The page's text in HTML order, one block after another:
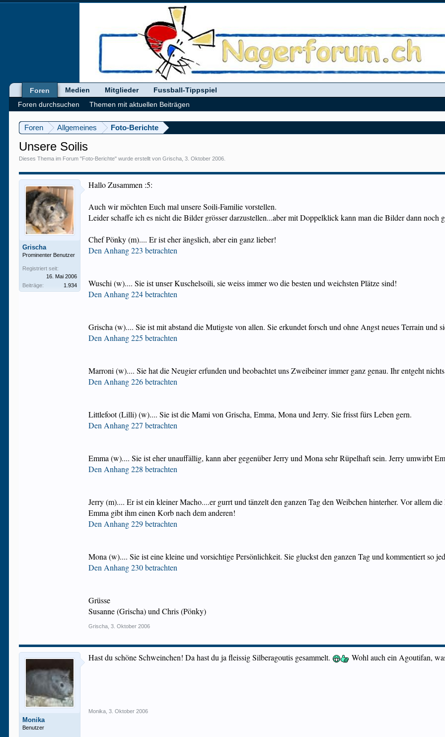
Foren Allgemeines Foto-Berichte
Unsere Soilis
Dieses Thema im Forum "Foto-Berichte" wurde erstellt vonGrischa ,3. Oktober 2006
Grischa
Prominenter Benutzer
Registriert seit:
16. Mai 2006
Beiträge:
1.934
Hallo Zusammen :5:
Auch wir möchten Euch mal unsere Soili-Familie vorstellen.
Leider schaffe ich es nicht die Bilder grösser darzustellen...aber mit Doppelklick kann man die Bilder dann noch
Chef Pönky (m).... Er ist eher ängslich, aber ein ganz lieber!
Den Anhang 223 betrachten
Wuschi (w).... Sie ist unser Kuschelsoili, sie weiss immer wo die besten und weichsten Plätze sind!
Den Anhang 224 betrachten
Grischa (w).... Sie ist mit abstand die Mutigste von allen. Sie erkundet forsch und ohne Angst neues Terrain und
Den Anhang 225 betrachten
Marroni (w).... Sie hat die Neugier erfunden und beobachtet uns Zweibeiner immer ganz genau. Ihr entgeht
Den Anhang 226 betrachten
Littlefoot (Lilli) (w).... Sie ist die Mami von Grischa, Emma, Mona und Jerry. Sie frisst fürs Leben gern.
Den Anhang 227 betrachten
Emma (w).... Sie ist eher unauffällig, kann aber gegenüber Jerry und Mona sehr Rüpelhaft sein. Jerry umwirbt
Den Anhang 228 betrachten
Jerry (m).... Er ist ein kleiner Macho....er gurrt und tänzelt den ganzen Tag den Weibchen hinterher. Vor allem
Emma gibt ihm einen Korb nach dem anderen!
Den Anhang 229 betrachten
Mona (w).... Sie ist eine kleine und vorsichtige Persönlichkeit. Sie gluckst den ganzen Tag und kommentiert so
Den Anhang 230 betrachten
Grüsse
Susanne (Grischa) und Chris (Pönky)
Grischa 3. Oktober 2006
Monika
Benutzer
Hast du schöne Schweinchen! Da hast du ja fleissig Silberagoutis gesammelt. Wohl auch ein Agoutifan,
Monika 3. Oktober 2006
Foren
Foren durchsuchen
Themen mit aktuellen Beiträgen
Medien Mitglieder Fussball-Tippspiel